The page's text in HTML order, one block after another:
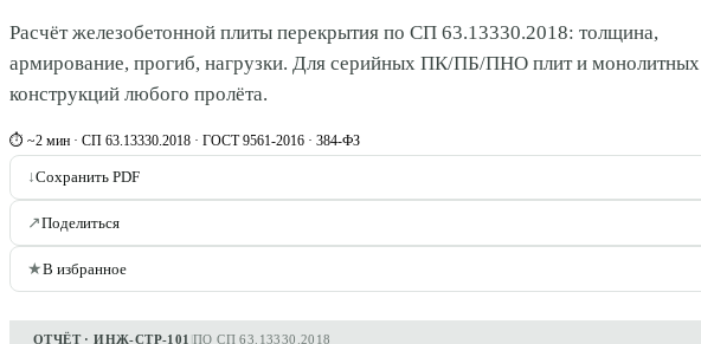
Расчёт железобетонной плиты перекрытия по СП 63.13330.2018: толщина,
армирование, прогиб, нагрузки. Для серийных ПК/ПБ/ПНО плит и монолитных
конструкций любого пролёта.
⏱ ~2 мин · СП 63.13330.2018 · ГОСТ 9561-2016 · 384-ФЗ
↓Сохранить PDF
↗Поделиться
★В избранное
ОТЧЁТ · ИНЖ-СТР-101 |ПО СП 63.13330.2018